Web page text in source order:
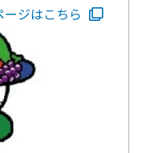
ジはこちら